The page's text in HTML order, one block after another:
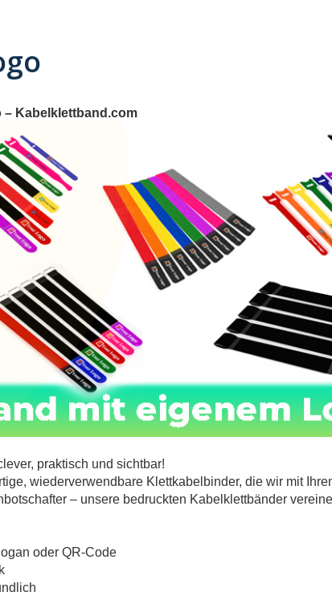
– Kabelklettband.com
praktisch und sichtbar!
wiederverwendbare Klettkabelbinder, die wir mit
– unsere bedruckten Kabelklettbänder
oder QR-Code